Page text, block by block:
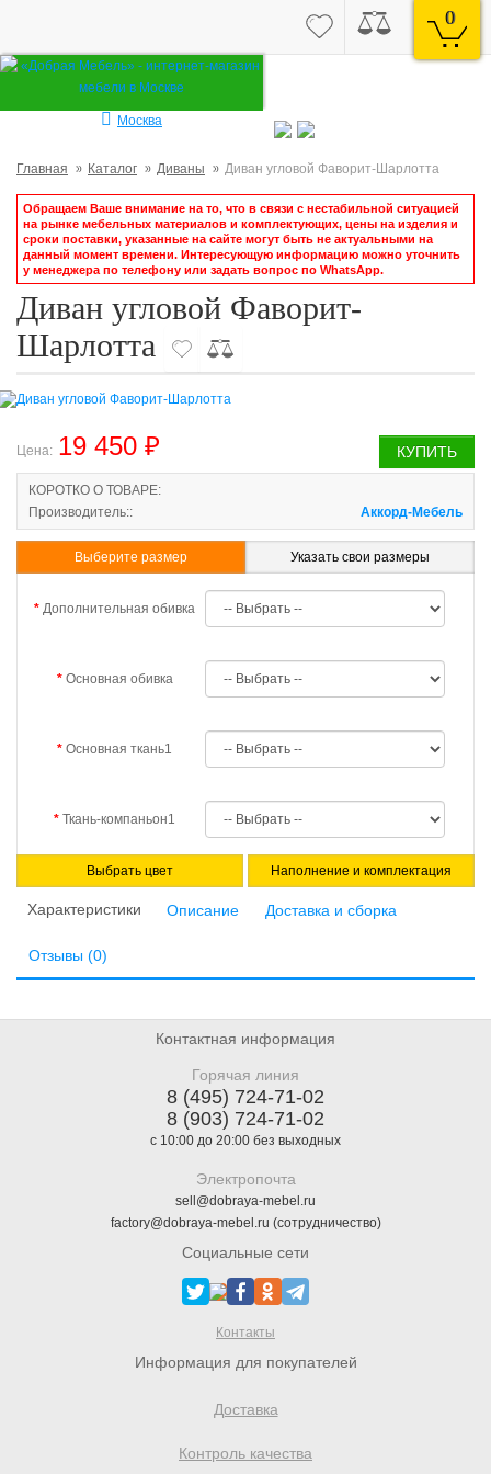
0
Москва
Главная Каталог Диваны Диван угловой Фаворит-Шарлотта
Обращаем Ваше внимание на то, что в связи с нестабильной ситуацией
на рынке мебельных материалов и комплектующих, цены на изделия и
сроки поставки, указанные на сайте могут быть не актуальными на
данный момент времени. Интересующую информацию можно уточнить
у менеджера по телефону или задать вопрос по WhatsApp.
Диван угловой Фаворит-
Шарлотта
КУПИТЬ
Цена: 19 450 ₽
КОРОТКО О ТОВАРЕ:
Производитель::
Аккорд-Мебель
Выберите размер Указать свои размеры
Дополнительная обивка
Основная обивка
Основная ткань1
Ткань-компаньон1
Выбрать цвет Наполнение и комплектация
Характеристики Описание Доставка и сборка
Отзывы (0)
Контактная информация
Горячая линия
8 (495) 724-71-02
8 (903) 724-71-02
с 10:00 до 20:00 без выходных
Электропочта
sell@dobraya-mebel.ru
factory@dobraya-mebel.ru (сотрудничество)
Социальные сети
Контакты
Информация для покупателей
Доставка
Контроль качества